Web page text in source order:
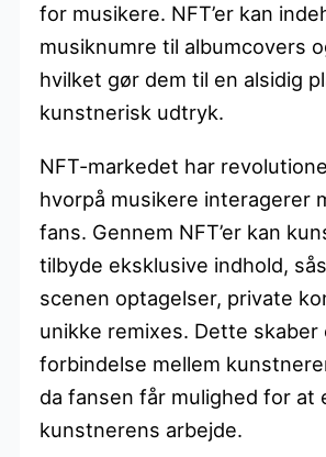
for musikere. NFT’er kan
musiknumre til albumcovers
hvilket gør dem til en alsidig
kunstnerisk udtryk.
NFT-markedet har
hvorpå musikere interagerer
fans. Gennem NFT’er kan
tilbyde eksklusive indhold,
scenen optagelser, private
unikke remixes. Dette skaber
forbindelse mellem
da fansen får mulighed for at
kunstnerens arbejde.